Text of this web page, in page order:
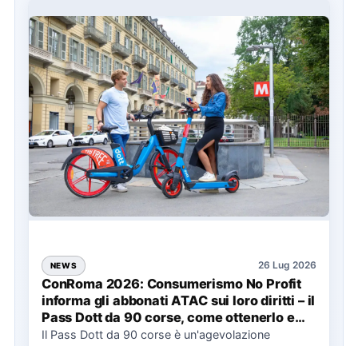
NEWS 26 Lug 2026
ConRoma 2026: Consumerismo No Profit
informa gli abbonati ATAC sui loro diritti – il
Pass Dott da 90 corse, come ottenerlo e
cosa spetta in caso di disservizi
Il Pass Dott da 90 corse è un'agevolazione